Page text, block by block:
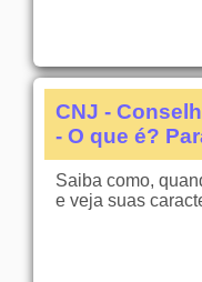
CNJ -
- O que é?
Saiba como,
e veja suas